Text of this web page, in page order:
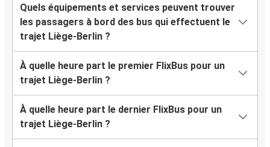
Quels équipements et services peuvent trouver
les passagers à bord des bus qui effectuent le
trajet Liège-Berlin ?
À quelle heure part le premier FlixBus pour un
trajet Liège-Berlin ?
À quelle heure part le dernier FlixBus pour un
trajet Liège-Berlin ?